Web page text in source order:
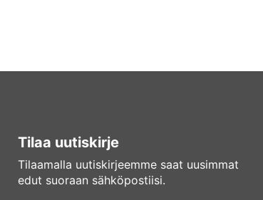
Tilaa uutiskirje
Tilaamalla uutiskirjeemme saat uusimmat
edut suoraan sähköpostiisi.